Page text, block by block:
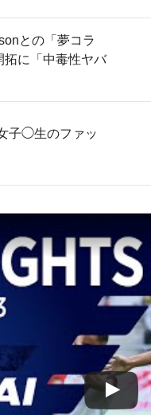
との「夢コラ
拓に「中毒性ヤバ
子◯生のファッ